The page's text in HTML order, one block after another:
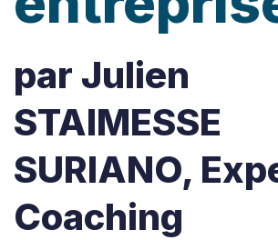
par Julien
STAIMESSE
SURIANO,
Coaching